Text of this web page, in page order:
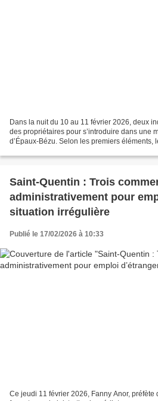
Dans la nuit du 10 au 11 février 2026, deux
des propriétaires pour s’introduire dans une
d’Épaux-Bézu. Selon les premiers éléments,
Saint-Quentin : Trois
administrativement pour
situation irrégulière
Publié le 17/02/2026 à 10:33
Ce jeudi 11 février 2026, Fanny Anor, préfète